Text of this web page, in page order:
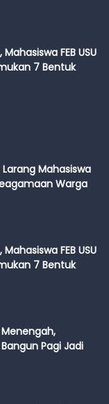
FEB USU
7 Bentuk
Mahasiswa
Warga
FEB USU
7 Bentuk
Menengah,
Pagi Jadi